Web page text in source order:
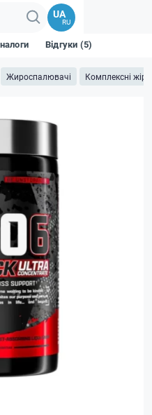
UA
RU
Жироспалювачі Комплексні
Відгуки (5)